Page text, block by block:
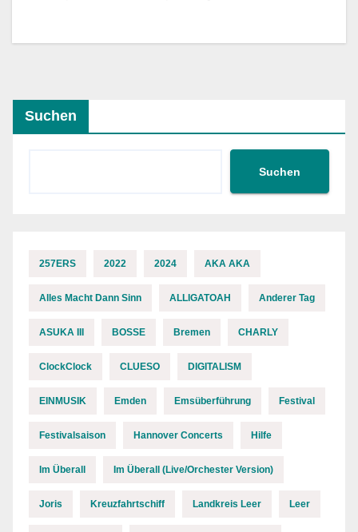
Suchen
Suchen
257ERS 2022 2024 AKA AKA
Alles Macht Dann Sinn ALLIGATOAH Anderer Tag
ASUKA III BOSSE Bremen CHARLY
ClockClock CLUESO DIGITALISM
EINMUSIK Emden Emsüberführung Festival
Festivalsaison Hannover Concerts Hilfe
Im Überall Im Überall (Live/Orchester Version)
Joris Kreuzfahrtschiff Landkreis Leer Leer